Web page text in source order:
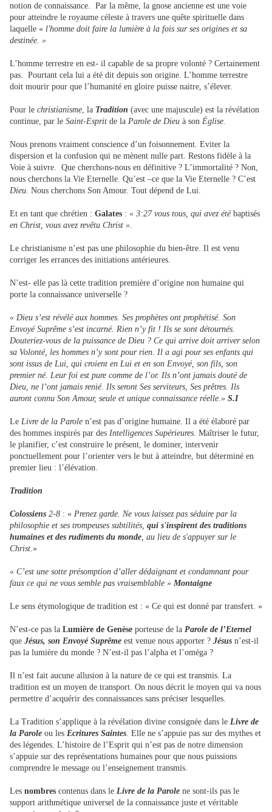
notion de connaissance. Par la même, la gnose ancienne est une voie
pour atteindre le royaume céleste à travers une quête spirituelle dans
laquelle « l'homme doit faire la lumière à la fois sur ses origines et sa
destinée. »
L’homme terrestre en est- il capable de sa propre volonté ? Certainement
pas. Pourtant cela lui a été dit depuis son origine. L’homme terrestre
doit mourir pour que l’humanité en gloire puisse naitre, s’élever.
Pour le christianisme, la Tradition (avec une majuscule) est la révélation
continue, par le Saint-Esprit de la Parole de Dieu à son Église.
Nous prenons vraiment conscience d’un foisonnement. Eviter la
dispersion et la confusion qui ne mènent nulle part. Restons fidèle à la
Voie à suivre. Que cherchons-nous en définitive ? L’immortalité ? Non,
nous cherchons la Vie Eternelle. Qu’est –ce que la Vie Eternelle ? C’est
Dieu. Nous cherchons Son Amour. Tout dépend de Lui.
Et en tant que chrétien : Galates : « 3:27 vous tous, qui avez été baptisés
en Christ, vous avez revêtu Christ ».
Le christianisme n’est pas une philosophie du bien-être. Il est venu
corriger les errances des initiations antérieures.
N’est- elle pas là cette tradition première d’origine non humaine qui
porte la connaissance universelle ?
« Dieu s’est révélé aux hommes. Ses prophètes ont prophétisé. Son
Envoyé Suprême s’est incarné. Rien n’y fit ! Ils se sont détournés.
Douteriez-vous de la puissance de Dieu ? Ce qui arrive doit arriver selon
sa Volonté, les hommes n’y sont pour rien. Il a agi pour ses enfants qui
sont issus de Lui, qui croient en Lui et en son Envoyé, son fils, son
premier né. Leur foi est pure comme de l’or. Ils n’ont jamais douté de
Dieu, ne l’ont jamais renié. Ils seront Ses serviteurs, Ses prêtres. Ils
auront connu Son Amour, seule et unique connaissance réelle.» S.I
Le Livre de la Parole n’est pas d’origine humaine. Il a été élaboré par
des hommes inspirés par des Intelligences Supérieures. Maîtriser le futur,
le planifier, c’est construire le présent, le dominer, intervenir
ponctuellement pour l’orienter vers le but à atteindre, but déterminé en
premier lieu : l’élévation.
Tradition
Colossiens 2-8 : « Prenez garde. Ne vous laissez pas séduire par la
philosophie et ses trompeuses subtilités, qui s'inspirent des traditions
humaines et des rudiments du monde, au lieu de s'appuyer sur le
Christ.»
« C’est une sotte présomption d’aller dédaignant et condamnant pour
faux ce qui ne vous semble pas vraisemblable » Montaigne
Le sens étymologique de tradition est : « Ce qui est donné par transfert. »
N’est-ce pas la Lumière de Genèse porteuse de la Parole de l’Eternel
que Jésus, son Envoyé Suprême est venue nous apporter ? Jésus n’est-il
pas la lumière du monde ? N’est-il pas l’alpha et l’oméga ?
Il n’est fait aucune allusion à la nature de ce qui est transmis. La
tradition est un moyen de transport. On nous décrit le moyen qui va nous
permettre d’acquérir des connaissances sans préciser lesquelles.
La Tradition s’applique à la révélation divine consignée dans le Livre de
la Parole ou les Ecritures Saintes. Elle ne s’appuie pas sur des mythes et
des légendes. L’histoire de l’Esprit qui n’est pas de notre dimension
s’appuie sur des représentations humaines pour que nous puissions
comprendre le message ou l’enseignement transmis.
Les nombres contenus dans le Livre de la Parole ne sont-ils pas le
support arithmétique universel de la connaissance juste et véritable